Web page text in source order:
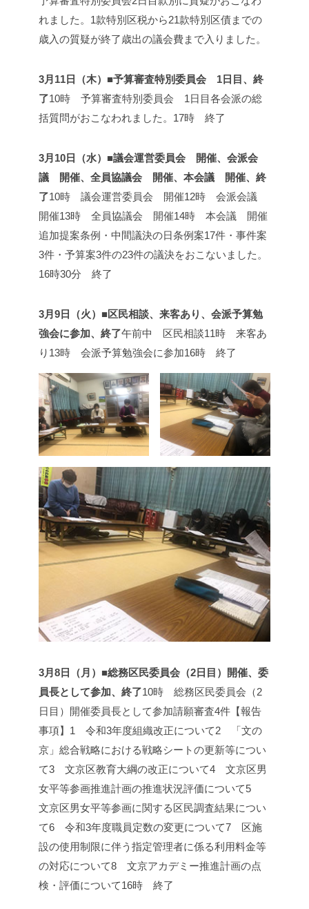
れました。 1款特別区税から21款特別区債までの
歳入の質疑が終了歳出の議会費まで入りました。
3月11日（木）■予算審査特別委員会 1日目、終
了10時 予算審査特別委員会 1日目各会派の総
括質問がおこなわれました。 17時 終了
3月10日（水）■議会運営委員会 開催、会派会
議 開催、全員協議会 開催、本会議 開催、終
了10時 議会運営委員会 開催12時 会派会議
開催13時 全員協議会 開催14時 本会議 開催
追加提案条例・中間議決の日条例案17件・事件案
3件・予算案3件の23件の議決をおこないました。
16時30分 終了
3月9日（火）■区民相談、来客あり、会派予算勉
強会に参加、終了午前中 区民相談11時 来客あ
り 13時 会派予算勉強会に参加16時 終了
3月8日（月）■総務区民委員会（2日目）開催、委
員長として参加、終了10時 総務区民委員会（2
日目）開催委員長として参加請願審査4件 【報告
事項】 1 令和3年度組織改正について2 「文の
京」総合戦略における戦略シートの更新等につい
て3 文京区教育大綱の改正について4 文京区男
女平等参画推進計画の推進状況評価について5
文京区男女平等参画に関する区民調査結果につい
て6 令和3年度職員定数の変更について7 区施
設の使用制限に伴う指定管理者に係る利用料金等
の対応について8 文京アカデミー推進計画の点
検・評価について16時 終了